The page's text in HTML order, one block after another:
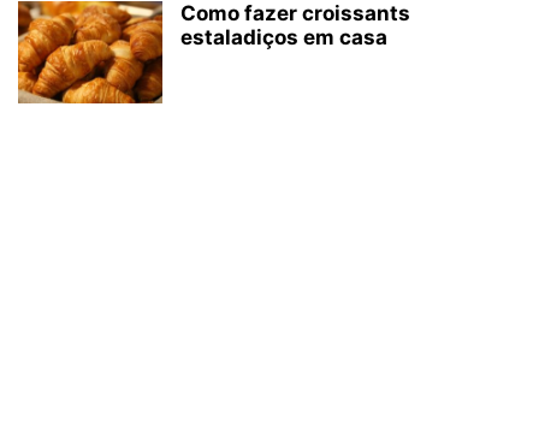
Como fazer croissants
estaladiços em casa